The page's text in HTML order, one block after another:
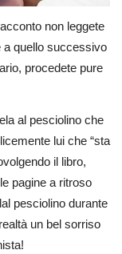
non leggete
a quello successivo
procedete pure
al pesciolino che
lui che “sta
il libro,
pagine a ritroso
pesciolino durante
un bel sorriso